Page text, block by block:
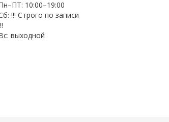
10:00–19:00
!!! Строго по записи
выходной